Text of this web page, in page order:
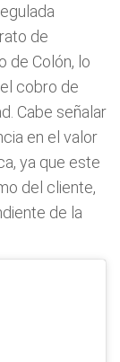
de
de Colón, lo
cobro de
Cabe señalar
en el valor
ya que este
del cliente,
de la